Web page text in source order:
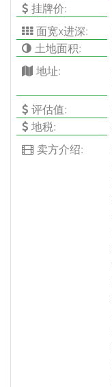
挂牌价:
面宽x进深:
土地面积:
地址:
评估值:
地税:
卖方介绍: